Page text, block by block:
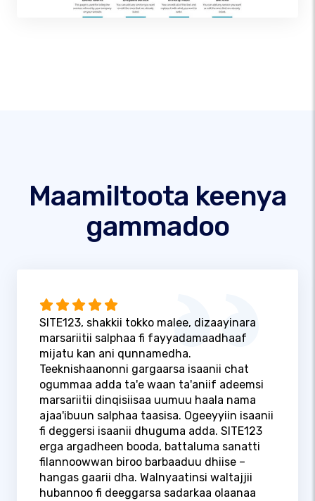
Maamiltoota keenya
gammadoo
SITE123, shakkii tokko malee, dizaayinara
marsariitii salphaa fi fayyadamaadhaaf
mijatu kan ani qunnamedha.
Teeknishaanonni gargaarsa isaanii chat
ogummaa adda ta'e waan ta'aniif adeemsi
marsariitii dinqisiisaa uumuu haala nama
ajaa'ibuun salphaa taasisa. Ogeeyyiin isaanii
fi deggersi isaanii dhuguma adda. SITE123
erga argadheen booda, battaluma sanatti
filannoowwan biroo barbaaduu dhiise –
hangas gaarii dha. Walnyaatinsi waltajjii
hubannoo fi deeggarsa sadarkaa olaanaa